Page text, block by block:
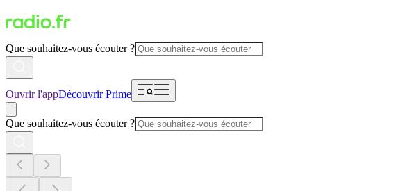
Que souhaitez-vous écouter ?
Ouvrir l'appDécouvrir Prime
Que souhaitez-vous écouter ?